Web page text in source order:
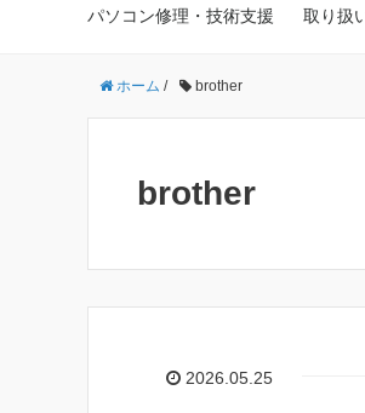
パソコン修理・技術支援 取り扱
ホーム / brother
brother
2026.05.25